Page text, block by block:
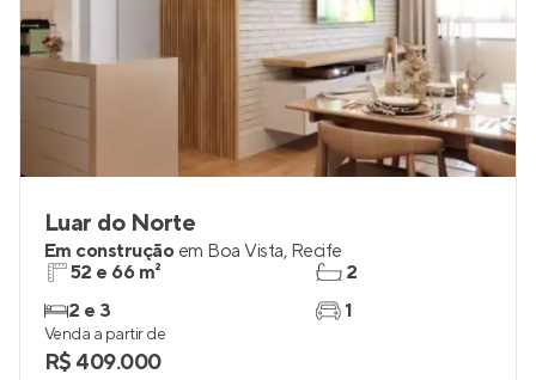
Luar do Norte
Em construção em Boa Vista, Recife
52 e 66 m²
2 e 3
2
1
Venda a partir de
R$ 409.000